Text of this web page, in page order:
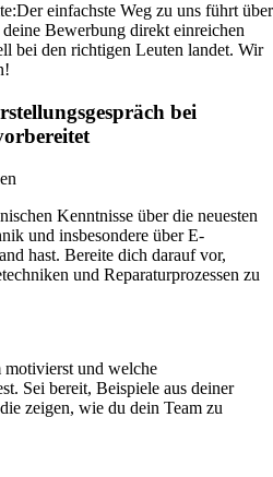
Der einfachste Weg zu uns führt über
Bewerbung direkt einreichen
bei den richtigen Leuten landet. Wir
bei
Kenntnisse über die neuesten
und insbesondere über E-
hast. Bereite dich darauf vor,
und Reparaturprozessen zu
und welche
Sei bereit, Beispiele aus deiner
zeigen, wie du dein Team zu